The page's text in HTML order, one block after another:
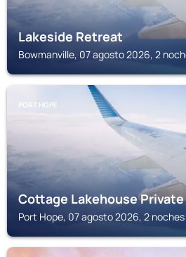
Lakeside Retreat
Bowmanville, 07 agosto 2026, 2
PORT HOPE
Cottage Lakehouse
Port Hope, 07 agosto 2026, 2 noches